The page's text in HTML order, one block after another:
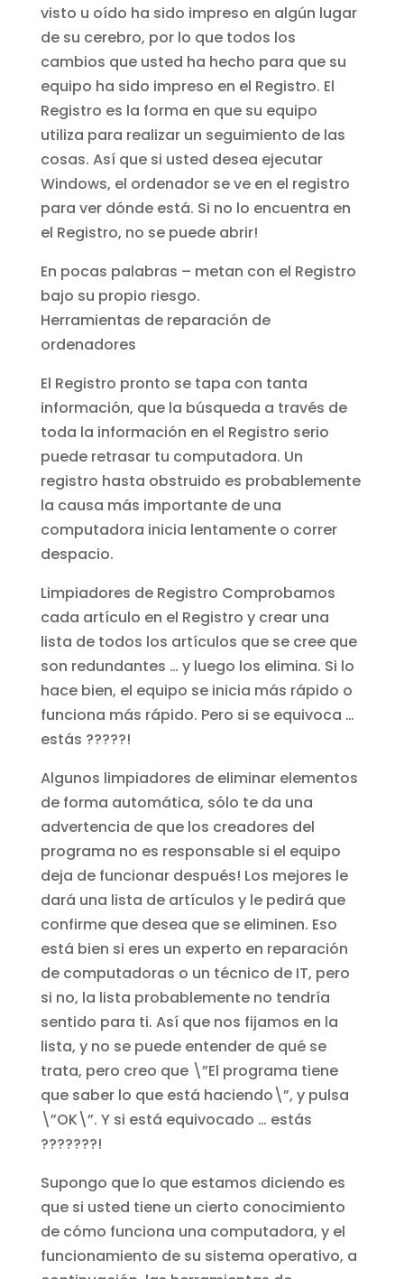
visto u oído ha sido impreso en algún lugar
de su cerebro, por lo que todos los
cambios que usted ha hecho para que su
equipo ha sido impreso en el Registro. El
Registro es la forma en que su equipo
utiliza para realizar un seguimiento de las
cosas. Así que si usted desea ejecutar
Windows, el ordenador se ve en el registro
para ver dónde está. Si no lo encuentra en
el Registro, no se puede abrir!
En pocas palabras – metan con el Registro
bajo su propio riesgo.
Herramientas de reparación de
ordenadores
El Registro pronto se tapa con tanta
información, que la búsqueda a través de
toda la información en el Registro serio
puede retrasar tu computadora. Un
registro hasta obstruido es probablemente
la causa más importante de una
computadora inicia lentamente o correr
despacio.
Limpiadores de Registro Comprobamos
cada artículo en el Registro y crear una
lista de todos los artículos que se cree que
son redundantes … y luego los elimina. Si lo
hace bien, el equipo se inicia más rápido o
funciona más rápido. Pero si se equivoca …
estás ?????!
Algunos limpiadores de eliminar elementos
de forma automática, sólo te da una
advertencia de que los creadores del
programa no es responsable si el equipo
deja de funcionar después! Los mejores le
dará una lista de artículos y le pedirá que
confirme que desea que se eliminen. Eso
está bien si eres un experto en reparación
de computadoras o un técnico de IT, pero
si no, la lista probablemente no tendría
sentido para ti. Así que nos fijamos en la
lista, y no se puede entender de qué se
trata, pero creo que \”El programa tiene
que saber lo que está haciendo\”, y pulsa
\”OK\”. Y si está equivocado … estás
???????!
Supongo que lo que estamos diciendo es
que si usted tiene un cierto conocimiento
de cómo funciona una computadora, y el
funcionamiento de su sistema operativo, a